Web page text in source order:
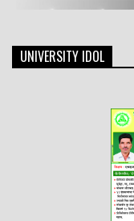
UNIVERSITY IDOL